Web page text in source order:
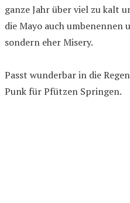
ganze Jahr über viel zu kalt
die Mayo auch
sondern eher Misery.
Passt wunderbar in die
Punk für Pfützen Springen.